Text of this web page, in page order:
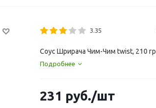
3.35
Соус Шрирача Чим-Чим twist, 210 гр
Подробнее
231 руб./шт